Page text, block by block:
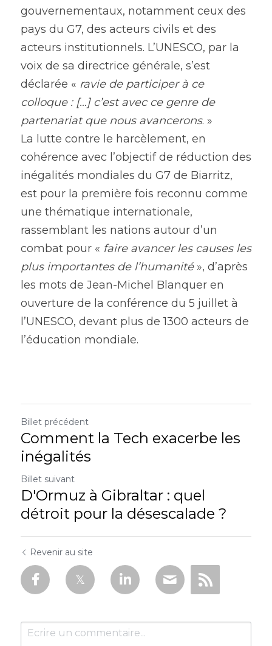
gouvernementaux, notamment ceux des
pays du G7, des acteurs civils et des
acteurs institutionnels. L’UNESCO, par la
voix de sa directrice générale, s’est
déclarée « ravie de participer à ce
colloque : […] c’est avec ce genre de
partenariat que nous avancerons. »
La lutte contre le harcèlement, en
cohérence avec l’objectif de réduction des
inégalités mondiales du G7 de Biarritz,
est pour la première fois reconnu comme
une thématique internationale,
rassemblant les nations autour d’un
combat pour « faire avancer les causes les
plus importantes de l’humanité », d’après
les mots de Jean-Michel Blanquer en
ouverture de la conférence du 5 juillet à
l’UNESCO, devant plus de 1300 acteurs de
l’éducation mondiale.
Billet précédent
Comment la Tech exacerbe les
inégalités
Billet suivant
D'Ormuz à Gibraltar : quel
détroit pour la désescalade ?
Revenir au site